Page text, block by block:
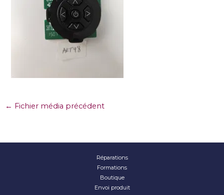
← Fichier média précédent
Réparations
Formations
Boutique
Envoi produit